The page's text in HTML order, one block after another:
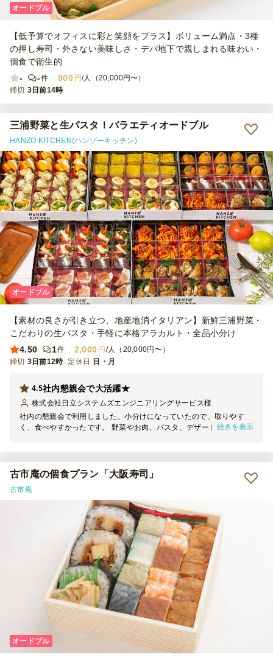
オードブル
【低予算でオフィスに彩と笑顔をプラス】ボリューム満点・3種
の押し寿司・外さない美味しさ・デパ地下で親しまれる味わい・
個食で衛生的
-
-件 900 円/人（20,000円〜）
締切 3日前14時
三浦野菜と生パスタ！バラエティオードブル
HANZO KITCHEN(ハンゾーキッチン)
オードブル
【素材の良さが引き立つ、地産地消イタリアン】新鮮三浦野菜・
こだわりの生パスタ・手軽に本格アラカルト・全品小分け
4.50
1件 2,000 円/人（20,000円〜）
締切 3日前12時 定休日 日・月
社内懇親会で大活躍★
4.5
株式会社日立システムズエンジニアリングサービス様
社内の懇親会で利用しました。小分けになっていたので、取りやす
く、食べやすかったです。 野菜やお肉、パスタ、デザートとなどい
続きを表示
古市庵の個食プラン「大阪寿司」
古市庵
オードブル